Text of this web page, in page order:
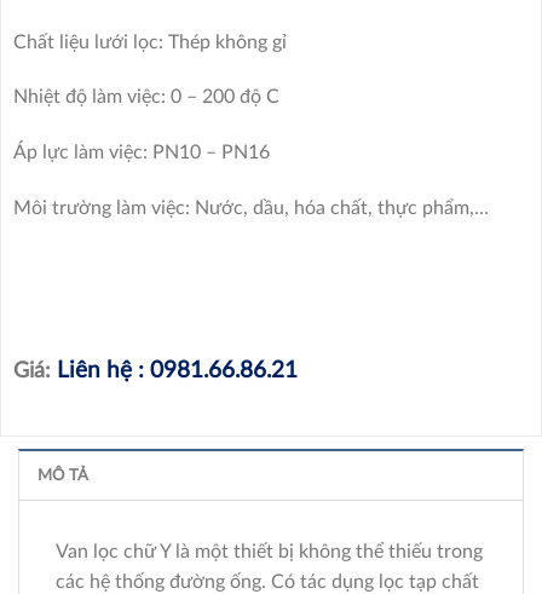
Chất liệu lưới lọc: Thép không gỉ
Nhiệt độ làm việc: 0 – 200 độ C
Áp lực làm việc: PN10 – PN16
Môi trường làm việc: Nước, dầu, hóa chất, thực phẩm,…
Giá: Liên hệ : 0981.66.86.21
MÔ TẢ
Van lọc chữ Y là một thiết bị không thể thiếu trong
các hệ thống đường ống. Có tác dụng lọc tạp chất